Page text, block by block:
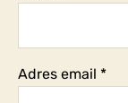
Adres email *